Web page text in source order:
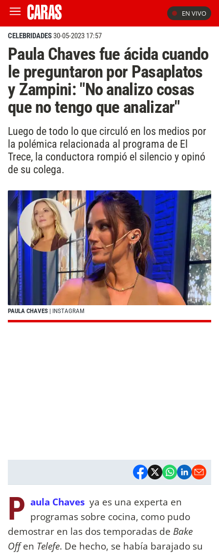
EN VIVO
CELEBRIDADES30-05-2023 17:57
Paula Chaves fue ácida cuando
le preguntaron por Pasaplatos
y Zampini: "No analizo cosas
que no tengo que analizar"
Luego de todo lo que circuló en los medios por
la polémica relacionada al programa de El
Trece, la conductora rompió el silencio y opinó
de su colega.
PAULA CHAVES | INSTAGRAM
P aula Chaves ya es una experta en
programas sobre cocina, como pudo
demostrar en las dos temporadas de Bake
Offen Telefe. De hecho, se había barajado su